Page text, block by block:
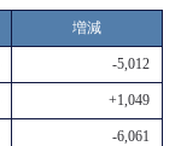
増減
-5,012
+1,049
-6,061